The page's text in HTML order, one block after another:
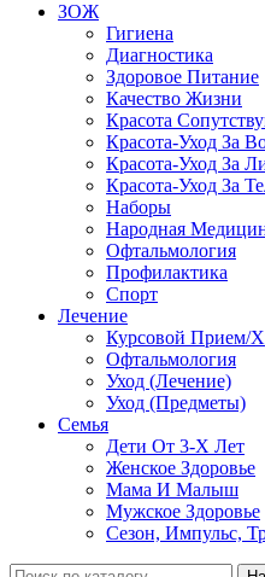
ЗОЖ
Гигиена
Диагностика
Здоровое Питание
Качество Жизни
Красота
Красота-Уход За
Красота-Уход За
Красота-Уход За
Наборы
Народная
Офтальмология
Профилактика
Спорт
Лечение
Курсовой Прием/
Офтальмология
Уход (Лечение)
Уход (Предметы)
Семья
Дети От 3-Х Лет
Женское Здоровье
Мама И Малыш
Мужское Здоровье
Сезон, Импульс,